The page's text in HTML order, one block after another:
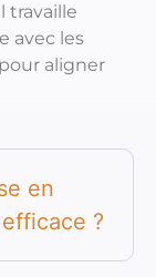
travaille
avec les
pour aligner
en
?